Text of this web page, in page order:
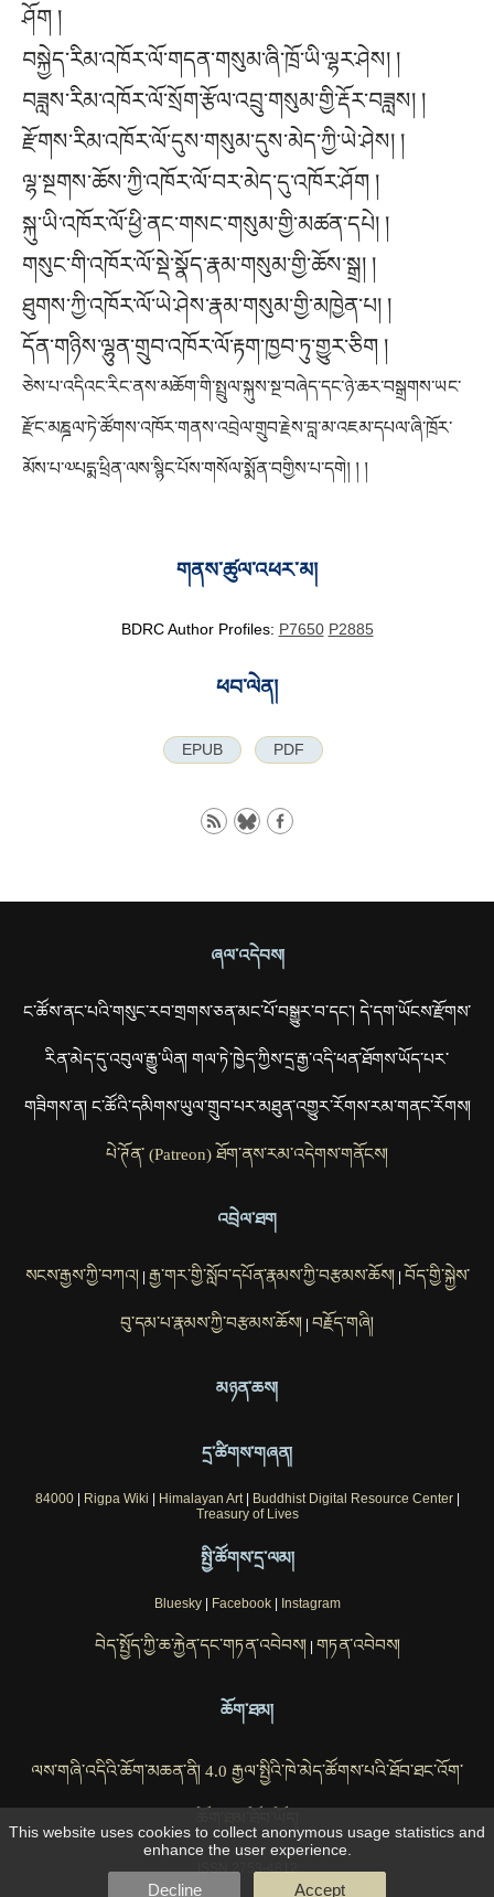
ཤོག །
བསྐྱེད་རིམ་འཁོར་ལོ་གདན་གསུམ་ཞི་ཁྲོ་ཡི་ལྷར་ཤེས། །
བཟླས་རིམ་འཁོར་ལོ་སྲོག་རྩོལ་འབྲུ་གསུམ་གྱི་རྡོར་བཟླས། །
རྫོགས་རིམ་འཁོར་ལོ་དུས་གསུམ་དུས་མེད་ཀྱི་ཡེ་ཤེས། །
ལྷ་སྔགས་ཆོས་ཀྱི་འཁོར་ལོ་བར་མེད་དུ་འཁོར་ཤོག །
སྐུ་ཡི་འཁོར་ལོ་ཕྱི་ནང་གསང་གསུམ་གྱི་མཚན་དཔེ། །
གསུང་གི་འཁོར་ལོ་སྡེ་སྣོད་རྣམ་གསུམ་གྱི་ཆོས་སྒྲ། །
ཐུགས་ཀྱི་འཁོར་ལོ་ཡེ་ཤེས་རྣམ་གསུམ་གྱི་མཁྱེན་པ། །
དོན་གཉིས་ལྷུན་གྲུབ་འཁོར་ལོ་རྟག་ཁྱབ་ཏུ་གྱུར་ཅིག །
ཅེས་པ་འདིའང་རིང་ནས་མཆོག་གི་སྤྲུལ་སྐུས་སྔ་བཞེད་དང་ཉེ་ཆར་བསྒྲགས་ཡང་
རྫོང་མཎྜལ་ཏེ་ཚོགས་འཁོར་གནས་འབྲེལ་གྲུབ་རྗེས་བླ་མ་འཇམ་དཔལ་ཞི་ཁྲོར་
མོས་པ་༧པདྨ་ཕྲིན་ལས་སྙིང་པོས་གསོལ་སྨོན་བགྱིས་པ་དགེ། ། །
གནས་ཚུལ་འཕར་མ།
BDRC Author Profiles: P7650 P2885
ཕབ་ལེན།
EPUB PDF
ཞལ་འདེབས།
ང་ཚོས་ནང་པའི་གསུང་རབ་གྲགས་ཅན་མང་པོ་བསྒྱུར་བ་དང་། དེ་དག་ཡོངས་རྫོགས་
རིན་མེད་དུ་འབུལ་རྒྱུ་ཡིན། གལ་ཏེ་ཁྱེད་ཀྱིས་དྲ་རྒྱ་འདི་ཕན་ཐོགས་ཡོད་པར་
གཟིགས་ན། ང་ཚོའི་དམིགས་ཡུལ་གྲུབ་པར་མཐུན་འགྱུར་རོགས་རམ་གནང་རོགས།
པེ་ཊོན་ (Patreon) ཐོག་ནས་རམ་འདེགས་གནོངས།
འབྲེལ་ཐག
སངས་རྒྱས་ཀྱི་བཀའ། རྒྱ་གར་གྱི་སློབ་དཔོན་རྣམས་ཀྱི་བརྩམས་ཆོས། བོད་གྱི་སྐྱེས་
བུ་དམ་པ་རྣམས་ཀྱི་བརྩམས་ཆོས། བརྗོད་གཞི།
མཉན་ཆས།
དྲ་ཚིགས་གཞན།
84000| Rigpa Wiki Himalayan Art| Buddhist Digital Resource Center|
Treasury of Lives
སྤྱི་ཚོགས་དྲ་ལམ།
Bluesky| Facebook| Instagram
བེད་སྤྱོད་ཀྱི་ཆ་རྐྱེན་དང་གཏན་འབེབས། གཏན་འབེབས།
ཆོག་ཐམ།
ལས་གཞི་འདིའི་ཆོག་མཆན་ནི། 4.0 རྒྱལ་སྤྱིའི་ཁེ་མེད་ཚོགས་པའི་ཐོབ་ཐང་འོག་
ISSN 2753-4812
This website uses cookies to collect anonymous usage statistics and
enhance the user experience.
Decline Accept